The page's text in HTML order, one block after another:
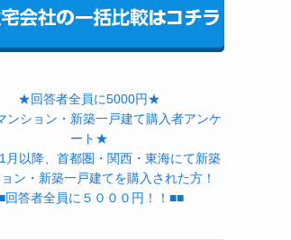
★回答者全員に5000円★
ンション・新築一戸建て購入者アンケ
ート★
月以降、首都圏・関西・東海にて新築
ン・新築一戸建てを購入された方！
回答者全員に５０００円！！■■